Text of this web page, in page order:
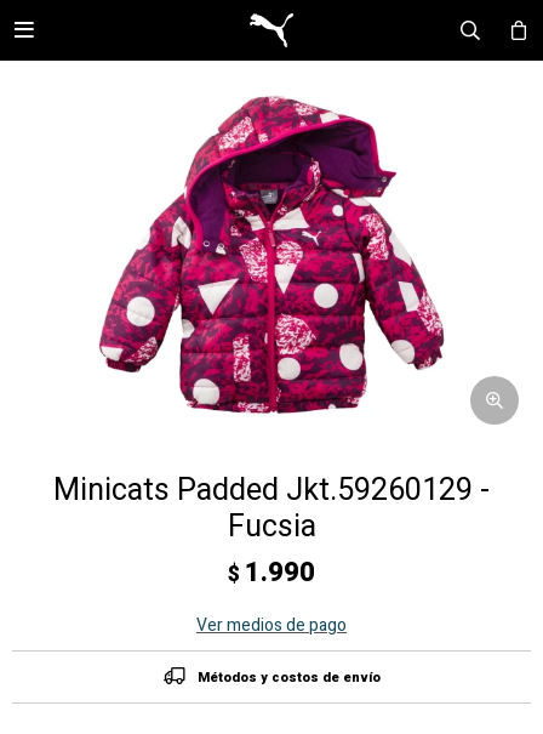

Minicats Padded Jkt.59260129 -
Fucsia
$ 1.990
Ver medios de pago
Métodos y costos de envío